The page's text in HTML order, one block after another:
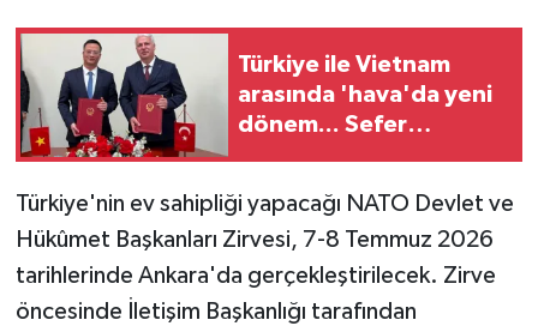
Türkiye ile Vietnam
arasında 'hava'da yeni
dönem... Sefer
Türkiye'nin ev sahipliği yapacağı NATO Devlet ve
Hükûmet Başkanları Zirvesi, 7-8 Temmuz 2026
tarihlerinde Ankara'da gerçekleştirilecek. Zirve
öncesinde İletişim Başkanlığı tarafından